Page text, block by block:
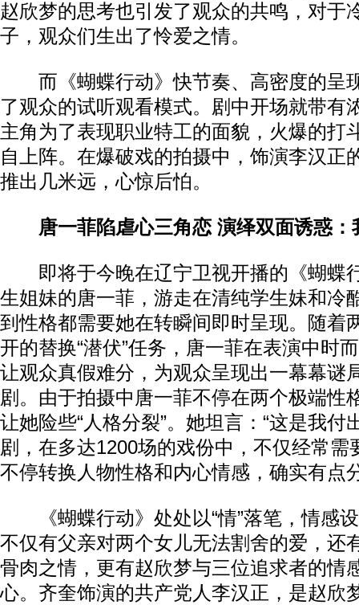
赵欣梦的思考也引发了观众的共鸣，对于
子，观众们生出了怜爱之情。
而《蝴蝶行动》快节奏、高密度的呈
了观众的试听观看模式。剧中开场就带有
主角为了表现职业特工的面貌，火爆的打
自上阵。在爆破戏的拍摄中，饰演李汉正
推出几米远，心惊后怕。
唐一菲陷虐心三角恋 演绎双面诱惑：
即将于今晚在辽宁卫视开播的《蝴蝶
生姐妹的唐一菲，游走在清纯学生妹和冷
到性格都需要她在转瞬间即时呈现。随着
开的替换“潜伏”任务，唐一菲在表演中时
让观众真假难分，为观众呈现出一幕幕谜
剧。由于拍摄中唐一菲不停在两个极端性
让她险些“人格分裂”。她坦言：“这是我付
剧，在多达1200场的戏份中，不仅经常需
不停转换人物性格和内心情感，确实有点
《蝴蝶行动》处处以“情”落笔，情感
不仅有父亲对两个女儿无法割舍的爱，还
骨肉之情，更有赵欣梦与三位追求者的情
心。齐奎饰演的共产党人李汉正，是赵欣